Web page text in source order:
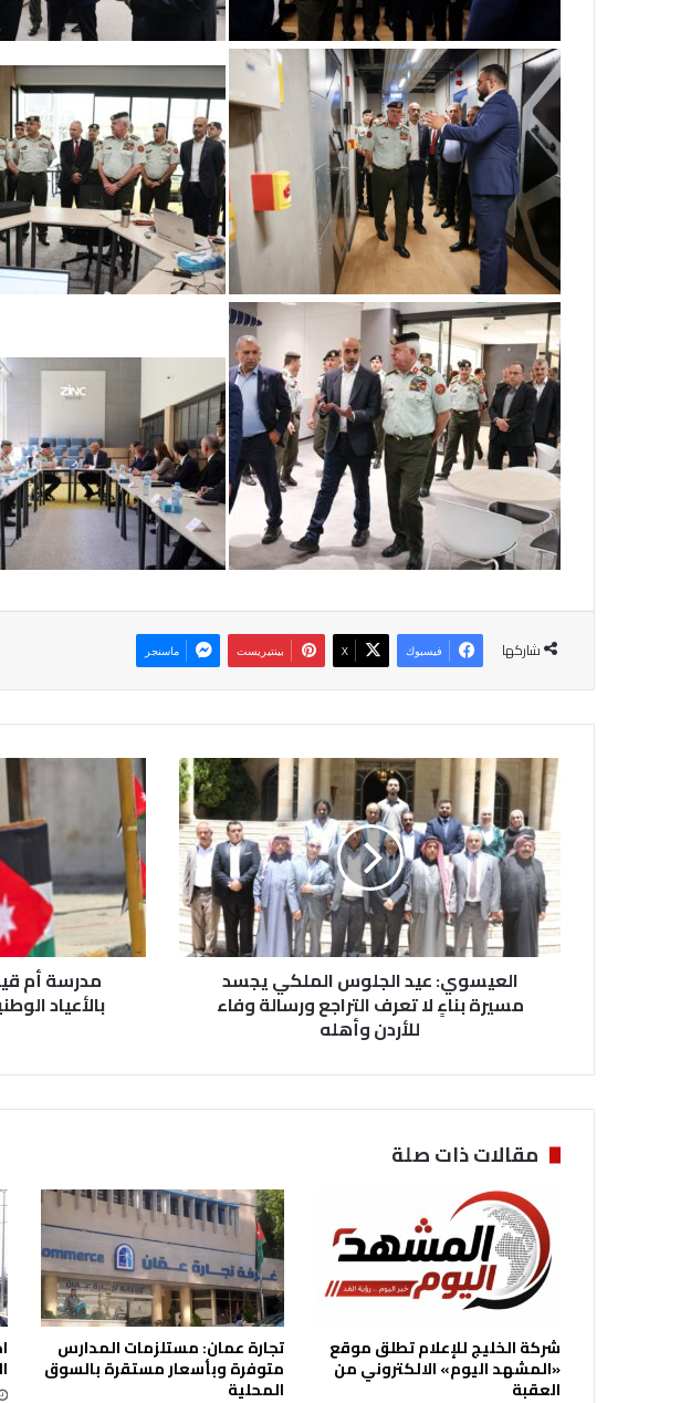
شاركها فيسبوك ‫X بينتيريست ماسنجر
ا
ع
ي
ي
:
ع
ج
و
س
ا
ي
س
د
م
العيسوي: عيد الجلوس الملكي يجسد
مسيرة بناءٍ لا تعرف التراجع ورسالة وفاء
للأردن وأهله
م
د
ر
س
ة
أ
م
ق
ي
ا
و
ل
ل
ب
ن
ي
ن
ت
ح
ت
مدرسة أم
بالأعياد
مقالات ذات صلة
شركة الخليج للإعلام تطلق موقع
«المشهد اليوم» الالكتروني من
العقبة
تجارة عمان: مستلزمات المدارس
متوفرة وبأسعار مستقرة بالسوق
المحلية